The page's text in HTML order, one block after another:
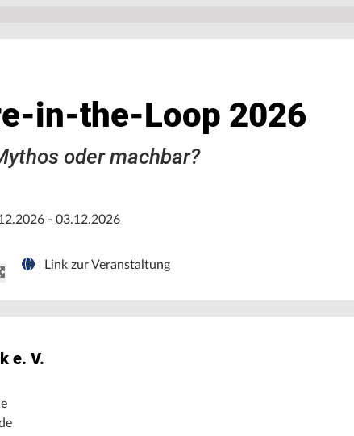
in-the-Loop 2026
oder machbar?
- 03.12.2026
Link zur Veranstaltung
e. V.